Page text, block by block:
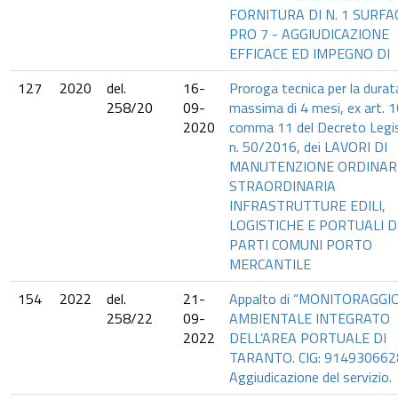
FORNITURA DI N. 1
PRO 7 - AGGIUDICAZIONE
EFFICACE ED IMPEGNO DI
127
2020
del.
258/20
16-
09-
2020
Proroga tecnica per la
massima di 4 mesi, ex art.
comma 11 del Decreto
n. 50/2016, dei LAVORI DI
MANUTENZIONE
STRAORDINARIA
INFRASTRUTTURE EDILI,
LOGISTICHE E PORTUALI
PARTI COMUNI PORTO
MERCANTILE
154
2022
del.
258/22
21-
09-
2022
Appalto di
AMBIENTALE INTEGRATO
DELL’AREA PORTUALE DI
TARANTO. CIG:
Aggiudicazione del servizio.